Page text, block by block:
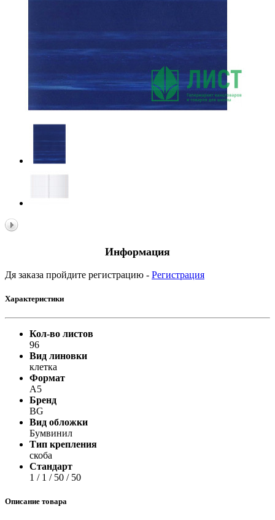
Информация
Дя заказа пройдите регистрацию - Регистрация
Характеристики
Кол-во листов
96
Вид линовки
клетка
Формат
А5
Бренд
BG
Вид обложки
Бумвинил
Тип крепления
скоба
Стандарт
1 / 1 / 50 / 50
Описание товара